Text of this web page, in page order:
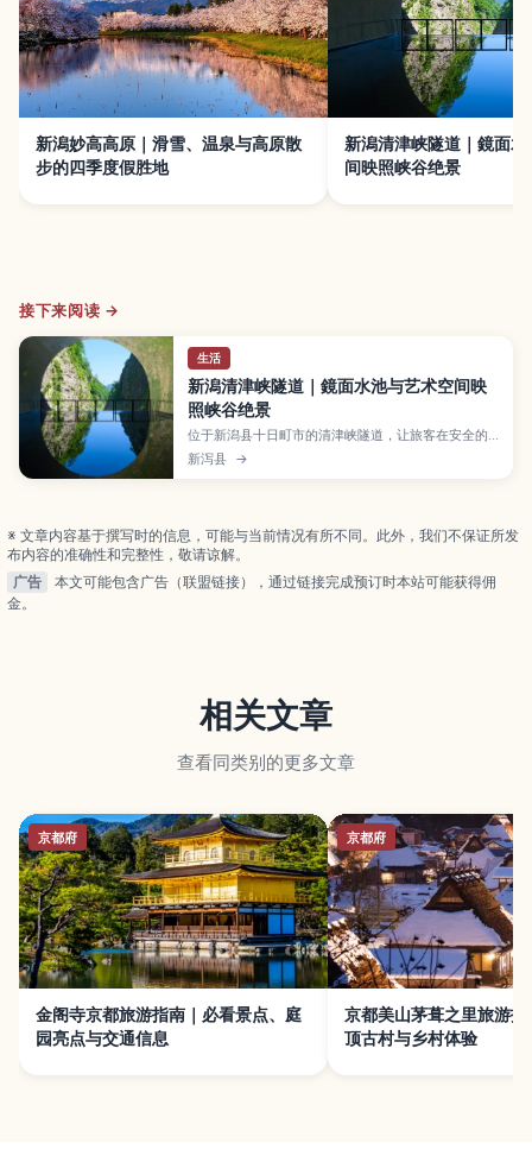
新潟妙高高原｜滑雪、温泉与高原散
步的四季度假胜地
新潟清津峡隧道｜鏡面
间映照峡谷绝景
接下来阅读 →
生活
新潟清津峡隧道｜鏡面水池与艺术空间映
照峡谷绝景
位于新潟县十日町市的清津峡隧道，让旅客在安全的
步道与艺术装置中欣赏日本三大峡谷之一——清津峡
的壮丽景观。本文将介绍各观景区与步行时间、春夏
新泻县 →
※ 文章内容基于撰写时的信息，可能与当前情况有所不同。此外，我们不保证所发
布内容的准确性和完整性，敬请谅解。
广告
本文可能包含广告（联盟链接），通过链接完成预订时本站可能获得佣
金。
相关文章
查看同类别的更多文章
京都府
金阁寺京都旅游指南｜必看景点、庭
园亮点与交通信息
京都府
京都美山茅葺之里旅游指
顶古村与乡村体验